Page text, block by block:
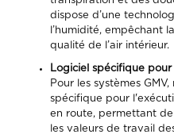
dispose d’une
l’humidité, empêchant
qualité de l’air intérieur.
Logiciel spécifique
Pour les systèmes
spécifique pour
en route, permettant
les valeurs de travail